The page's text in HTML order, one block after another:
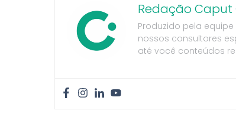
Redação Caput
Produzido pela
nossos consultores
até você conteúdos